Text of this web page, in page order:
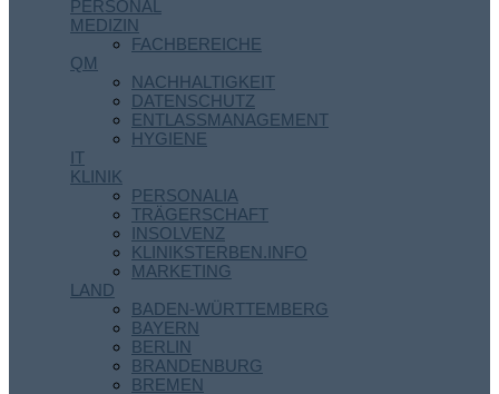
PERSONAL
MEDIZIN
FACHBEREICHE
QM
NACHHALTIGKEIT
DATENSCHUTZ
ENTLASSMANAGEMENT
HYGIENE
IT
KLINIK
PERSONALIA
TRÄGERSCHAFT
INSOLVENZ
KLINIKSTERBEN.INFO
MARKETING
LAND
BADEN-WÜRTTEMBERG
BAYERN
BERLIN
BRANDENBURG
BREMEN